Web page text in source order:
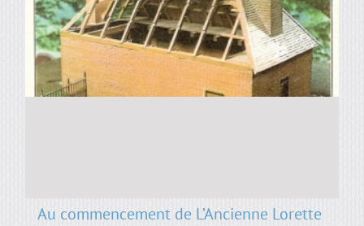
Au commencement de L’Ancienne Lorette